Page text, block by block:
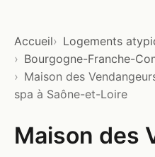
Accueil
Logements
Bourgogne-Franche-
Maison des
spa à Saône-et-Loire
Maison des